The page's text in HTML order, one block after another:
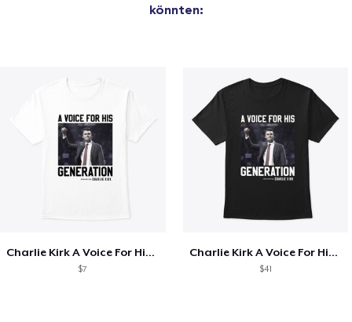
könnten:
Charlie Kirk A Voice For His Generation
$7
Charlie Kirk A Voice For His Generation
$41